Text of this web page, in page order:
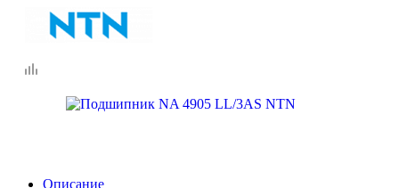
Описание